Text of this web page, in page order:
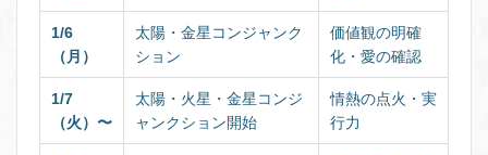
1/6
（月）
太陽・金星コンジャンク
ション
価値観の明確
化・愛の確認
1/7
（火）〜
太陽・火星・金星コンジ
ャンクション開始
情熱の点火・実
行力